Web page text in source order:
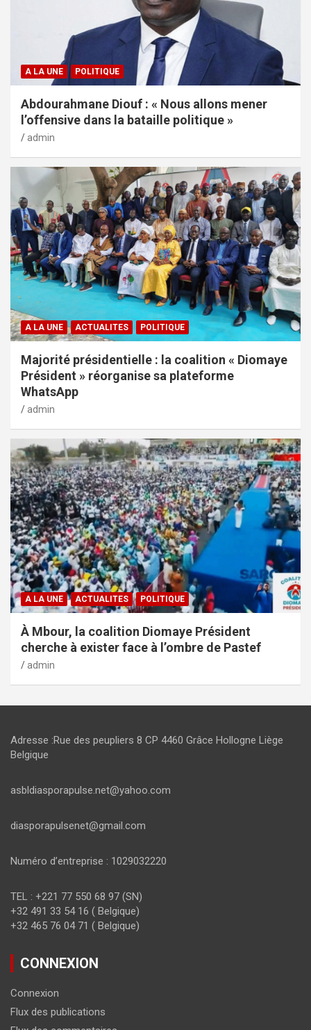
A LA UNE POLITIQUE
Abdourahmane Diouf : « Nous allons mener
l’offensive dans la bataille politique »
admin
A LA UNE ACTUALITES POLITIQUE
Majorité présidentielle : la coalition « Diomaye
Président » réorganise sa plateforme
WhatsApp
admin
A LA UNE ACTUALITES POLITIQUE
À Mbour, la coalition Diomaye Président
cherche à exister face à l’ombre de Pastef
admin
Adresse :Rue des peupliers 8 CP 4460 Grâce Hollogne Liège
Belgique
asbldiasporapulse.net@yahoo.com
diasporapulsenet@gmail.com
Numéro d’entreprise : 1029032220
TEL : +221 77 550 68 97 (SN)
+32 491 33 54 16 ( Belgique)
+32 465 76 04 71 ( Belgique)
CONNEXION
Connexion
Flux des publications